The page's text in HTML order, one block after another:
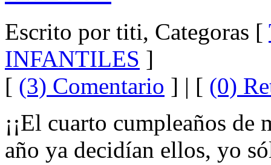
Escrito por titi, Categoras [
INFANTILES ]
[ (3) Comentario ] | [ (0)
¡¡El cuarto cumpleaños de
año ya decidían ellos, yo